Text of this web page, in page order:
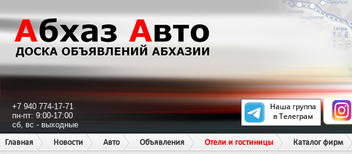
+7 940 774-17-71
пн-пт: 9:00-17:00
сб, вс - выходные
Главная
Новости Авто Объявления Отели и гостиницы Каталог фирм